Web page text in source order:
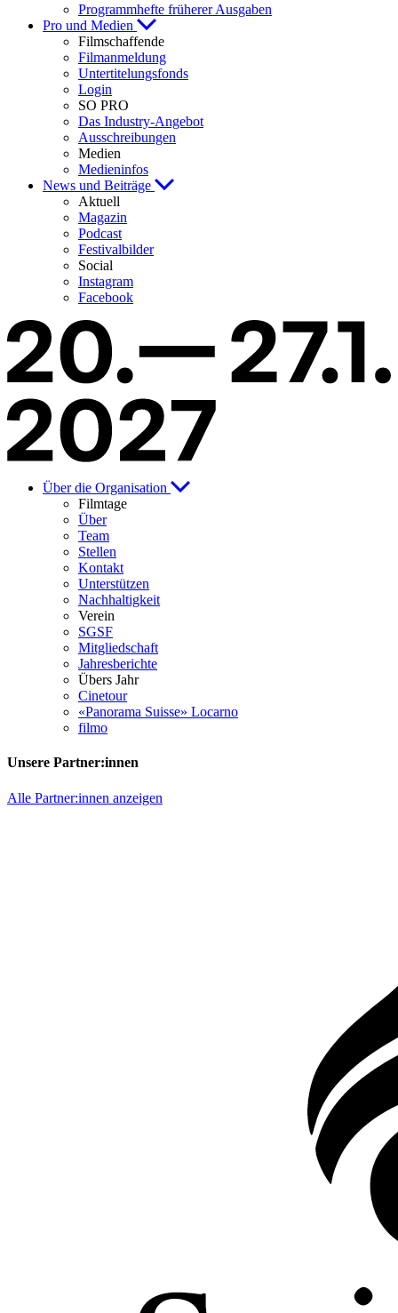
Programmhefte früherer Ausgaben
Pro und Medien
Filmschaffende
Filmanmeldung
Untertitelungsfonds
Login
SO PRO
Das Industry-Angebot
Ausschreibungen
Medien
Medieninfos
News und Beiträge
Aktuell
Magazin
Podcast
Festivalbilder
Social
Instagram
Facebook
Über die Organisation
Filmtage
Über
Team
Stellen
Kontakt
Unterstützen
Nachhaltigkeit
Verein
SGSF
Mitgliedschaft
Jahresberichte
Übers Jahr
Cinetour
«Panorama Suisse» Locarno
filmo
Unsere Partner:innen
Alle Partner:innen anzeigen